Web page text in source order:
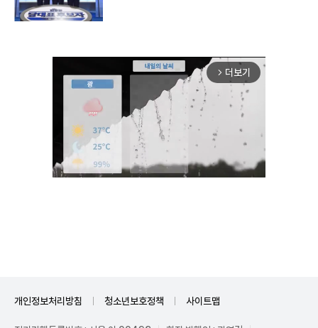
arrow_forward_ios 더보기
개인정보처리방침 청소년보호정책 사이트맵